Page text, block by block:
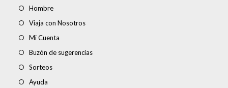
Hombre
Viaja con Nosotros
Mi Cuenta
Buzón de sugerencias
Sorteos
Ayuda